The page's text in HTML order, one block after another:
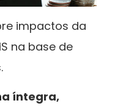
impactos da
na base de
íntegra,